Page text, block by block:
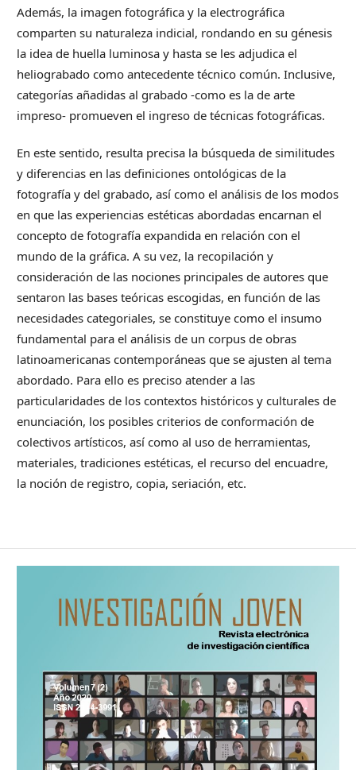
Además, la imagen fotográfica y la electrográfica
comparten su naturaleza indicial, rondando en su génesis
la idea de huella luminosa y hasta se les adjudica el
heliograbado como antecedente técnico común. Inclusive,
categorías añadidas al grabado -como es la de arte
impreso- promueven el ingreso de técnicas fotográficas.
En este sentido, resulta precisa la búsqueda de similitudes
y diferencias en las definiciones ontológicas de la
fotografía y del grabado, así como el análisis de los modos
en que las experiencias estéticas abordadas encarnan el
concepto de fotografía expandida en relación con el
mundo de la gráfica. A su vez, la recopilación y
consideración de las nociones principales de autores que
sentaron las bases teóricas escogidas, en función de las
necesidades categoriales, se constituye como el insumo
fundamental para el análisis de un corpus de obras
latinoamericanas contemporáneas que se ajusten al tema
abordado. Para ello es preciso atender a las
particularidades de los contextos históricos y culturales de
enunciación, los posibles criterios de conformación de
colectivos artísticos, así como al uso de herramientas,
materiales, tradiciones estéticas, el recurso del encuadre,
la noción de registro, copia, seriación, etc.